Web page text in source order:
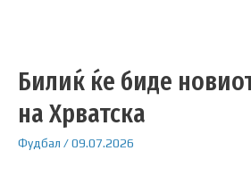
Билиќ ќе биде
на Хрватска
Фудбал /09.07.2026